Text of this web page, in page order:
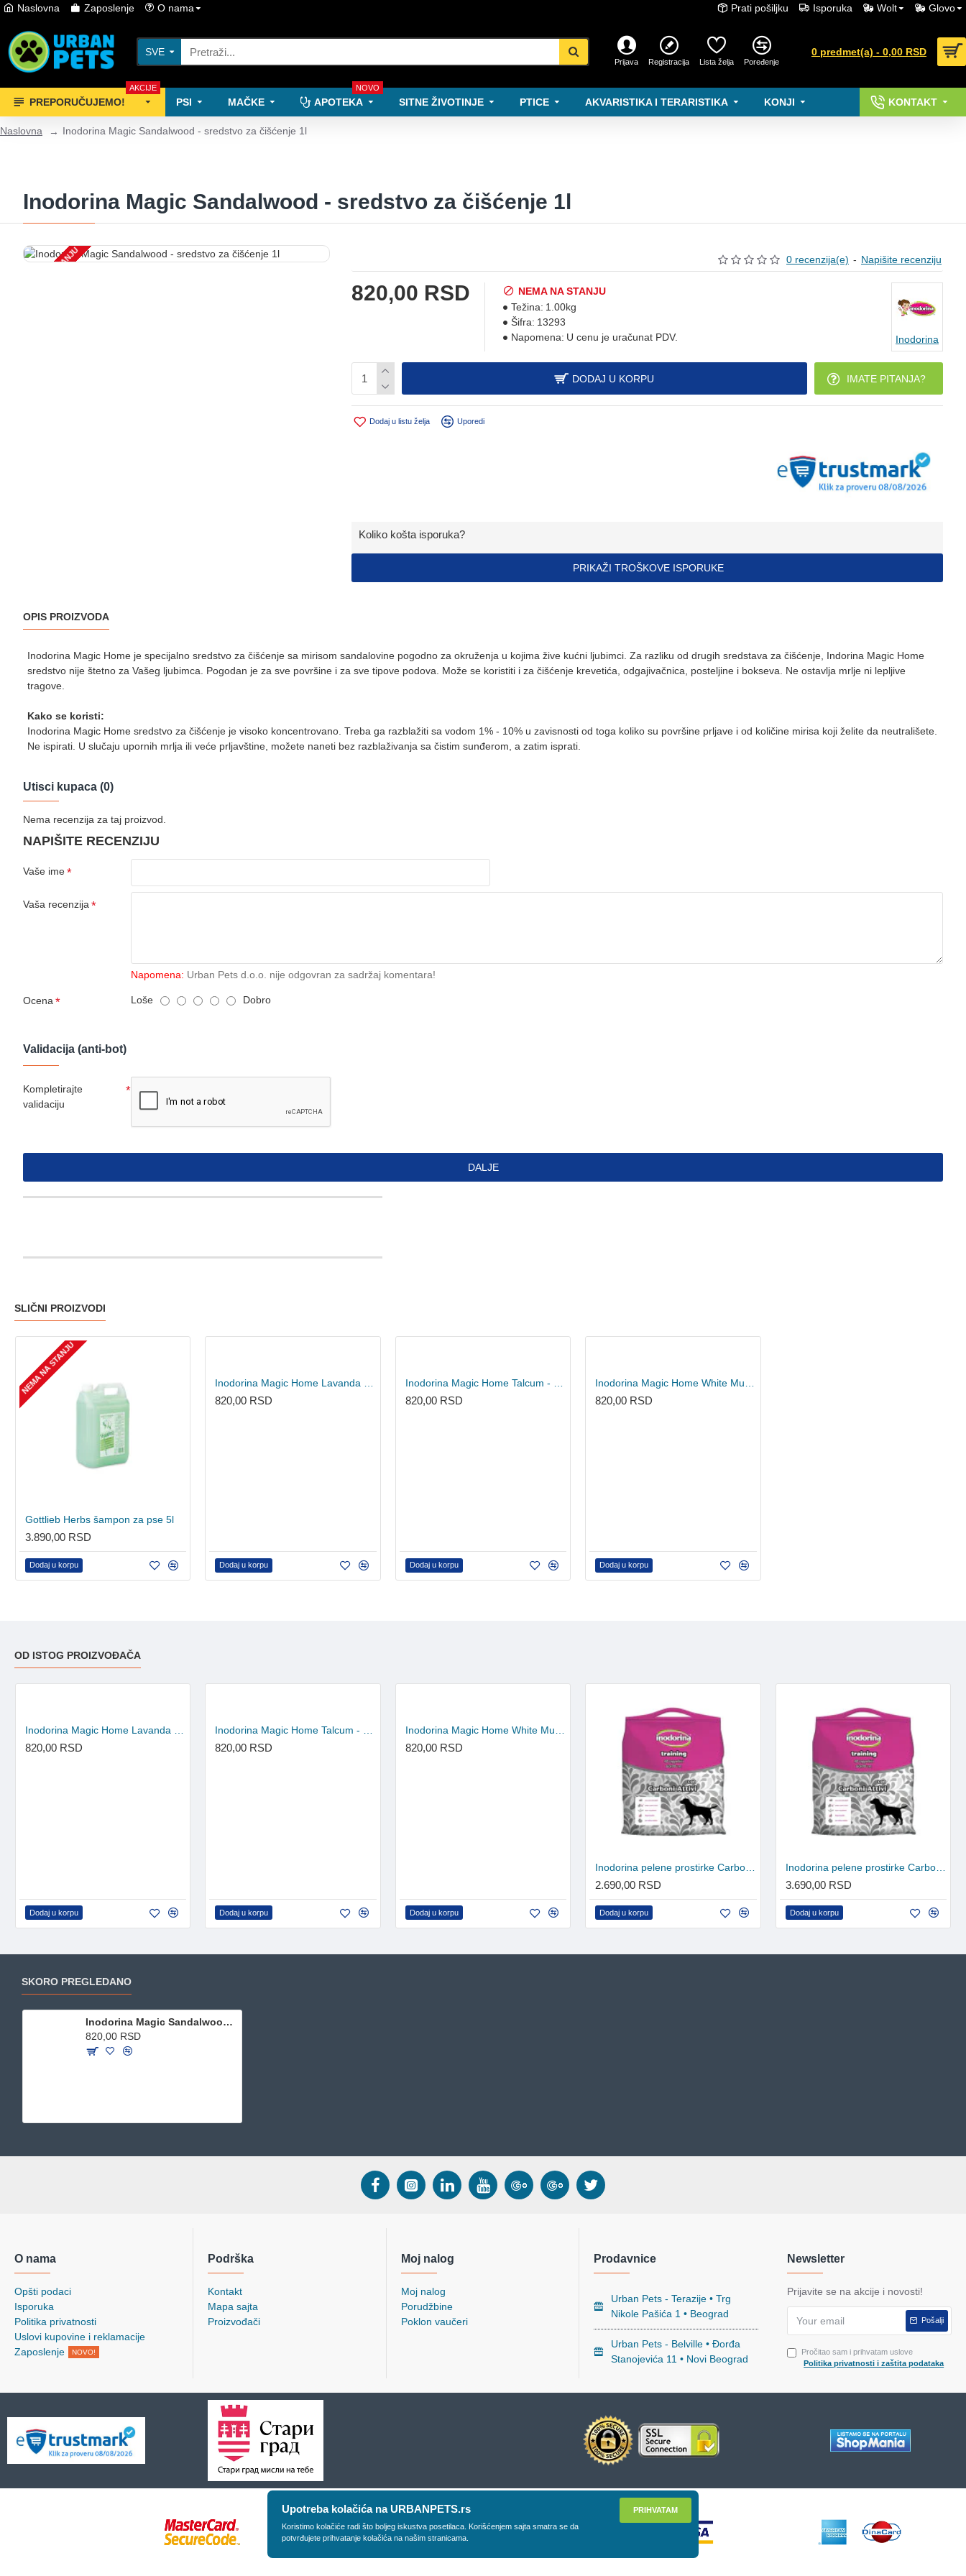
Naslovna Zaposlenje O nama Prati pošiljku Isporuka Wolt Glovo
SVE
Prijava Registracija Lista želja Poređenje
0 predmet(a) - 0,00 RSD
PREPORUČUJEMO!
AKCIJE
PSI MAČKE APOTEKA
NOVO
SITNE ŽIVOTINJE PTICE AKVARISTIKA I TERARISTIKA KONJI KONTAKT
Naslovna Inodorina Magic Sandalwood - sredstvo za čišćenje 1l
Inodorina Magic Sandalwood - sredstvo za čišćenje 1l
NEMA NA STANJU 0 recenzija(e) - Napišite recenziju
820,00 RSD
NEMA NA STANJU
Težina: 1.00kg
Šifra: 13293
Napomena: U cenu je uračunat PDV. Inodorina
DODAJ U KORPU IMATE PITANJA?
Dodaj u listu želja Uporedi
Koliko košta isporuka?
PRIKAŽI TROŠKOVE ISPORUKE
OPIS PROIZVODA
Inodorina Magic Home je specijalno sredstvo za čišćenje sa mirisom sandalovine pogodno za okruženja u kojima žive kućni ljubimci. Za razliku od drugih sredstava za čišćenje, Indorina Magic Home
sredstvo nije štetno za Vašeg ljubimca. Pogodan je za sve površine i za sve tipove podova. Može se koristiti i za čišćenje krevetića, odgajivačnica, posteljine i bokseva. Ne ostavlja mrlje ni lepljive
tragove.
Kako se koristi:
Inodorina Magic Home sredstvo za čišćenje je visoko koncentrovano. Treba ga razblažiti sa vodom 1% - 10% u zavisnosti od toga koliko su površine prljave i od količine mirisa koji želite da neutrališete.
Ne ispirati. U slučaju upornih mrlja ili veće prljavštine, možete naneti bez razblaživanja sa čistim sunđerom, a zatim isprati.
Utisci kupaca (0)
Nema recenzija za taj proizvod.
NAPIŠITE RECENZIJU
Vaše ime
Vaša recenzija
Napomena: Urban Pets d.o.o. nije odgovran za sadržaj komentara!
Ocena Loše Dobro
Validacija (anti-bot)
Kompletirajte
validaciju
DALJE
SLIČNI PROIZVODI
NEMA NA STANJU
Gottlieb Herbs šampon za pse 5l
3.890,00 RSD
Dodaj u korpu
820,00 RSD
Dodaj u korpu
820,00 RSD
Dodaj u korpu
820,00 RSD
Dodaj u korpu
OD ISTOG PROIZVOĐAČA
Inodorina Magic Home Lavanda - sredstvo za čišćenje 1l
820,00 RSD
Dodaj u korpu
Inodorina Magic Home Talcum - sredstvo za čišćenje 1l
820,00 RSD
Dodaj u korpu
Inodorina Magic Home White Musk - sredstvo za čišćenje 1l
820,00 RSD
Dodaj u korpu
2.690,00 RSD
Dodaj u korpu
Inodorina pelene prostirke Carbon 60x90cm 40kom
3.690,00 RSD
Dodaj u korpu
SKORO PREGLEDANO
Inodorina Magic Sandalwood - sredstvo za čišćenje 1l
820,00 RSD
O nama
Opšti podaci
Isporuka
Politika privatnosti
Uslovi kupovine i reklamacije
Zaposlenje
NOVO!
Podrška
Kontakt
Mapa sajta
Proizvođači
Moj nalog
Moj nalog
Porudžbine
Poklon vaučeri
Prodavnice
Urban Pets - Terazije • Trg
Nikole Pašića 1 • Beograd
Urban Pets - Belville • Đorđa
Stanojevića 11 • Novi Beograd
Newsletter
Prijavite se na akcije i novosti!
Pošalji
Pročitao sam i prihvatam uslove
Politika privatnosti i zaštita podataka
PRIHVATAM
Upotreba kolačića na URBANPETS.rs
Koristimo kolačiće radi što boljeg iskustva posetilaca. Korišćenjem sajta smatra se da
potvrđujete prihvatanje kolačića na našim stranicama.